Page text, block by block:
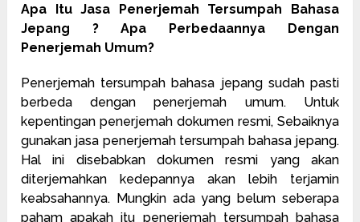
Apa Itu Jasa Penerjemah Tersumpah Bahasa
Jepang ? Apa Perbedaannya Dengan
Penerjemah Umum?
Penerjemah tersumpah bahasa jepang sudah pasti
berbeda dengan penerjemah umum. Untuk
kepentingan penerjemah dokumen resmi, Sebaiknya
gunakan jasa penerjemah tersumpah bahasa jepang.
Hal ini disebabkan dokumen resmi yang akan
diterjemahkan kedepannya akan lebih terjamin
keabsahannya. Mungkin ada yang belum seberapa
paham apakah itu penerjemah tersumpah bahasa